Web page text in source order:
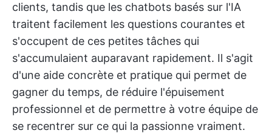
clients, tandis que les chatbots basés sur l'IA
traitent facilement les questions courantes et
s'occupent de ces petites tâches qui
s'accumulaient auparavant rapidement. Il s'agit
d'une aide concrète et pratique qui permet de
gagner du temps, de réduire l'épuisement
professionnel et de permettre à votre équipe de
se recentrer sur ce qui la passionne vraiment.